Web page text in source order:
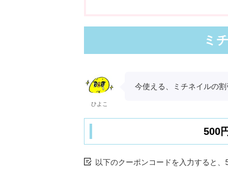
ミ
ひよこ
今使える、ミチネイルの
500
以下のクーポンコードを入力すると